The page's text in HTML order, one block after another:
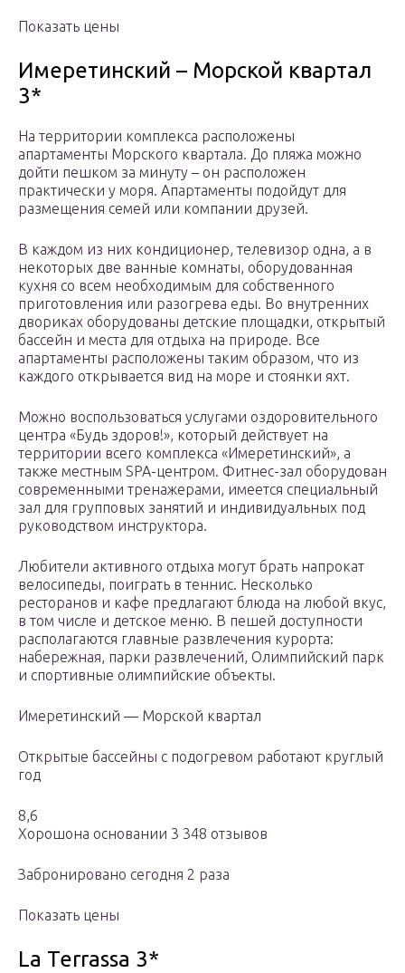
Показать цены
Имеретинский – Морской квартал
3*
На территории комплекса расположены
апартаменты Морского квартала. До пляжа можно
дойти пешком за минуту – он расположен
практически у моря. Апартаменты подойдут для
размещения семей или компании друзей.
В каждом из них кондиционер, телевизор одна, а в
некоторых две ванные комнаты, оборудованная
кухня со всем необходимым для собственного
приготовления или разогрева еды. Во внутренних
двориках оборудованы детские площадки, открытый
бассейн и места для отдыха на природе. Все
апартаменты расположены таким образом, что из
каждого открывается вид на море и стоянки яхт.
Можно воспользоваться услугами оздоровительного
центра «Будь здоров!», который действует на
территории всего комплекса «Имеретинский», а
также местным SPA-центром. Фитнес-зал оборудован
современными тренажерами, имеется специальный
зал для групповых занятий и индивидуальных под
руководством инструктора.
Любители активного отдыха могут брать напрокат
велосипеды, поиграть в теннис. Несколько
ресторанов и кафе предлагают блюда на любой вкус,
в том числе и детское меню. В пешей доступности
располагаются главные развлечения курорта:
набережная, парки развлечений, Олимпийский парк
и спортивные олимпийские объекты.
Имеретинский — Морской квартал
Открытые бассейны с подогревом работают круглый
год
8,6
Хорошона основании 3 348 отзывов
Забронировано сегодня 2 раза
Показать цены
La Terrassa 3*